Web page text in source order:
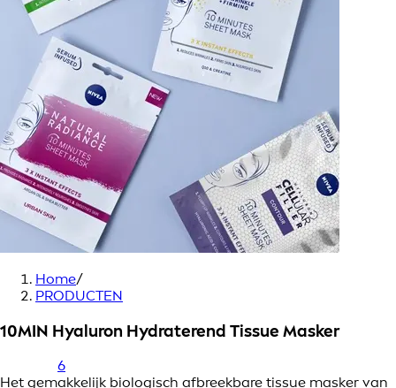
Home/
PRODUCTEN
10MIN Hyaluron Hydraterend Tissue Masker
6
Het gemakkelijk biologisch afbreekbare tissue masker van